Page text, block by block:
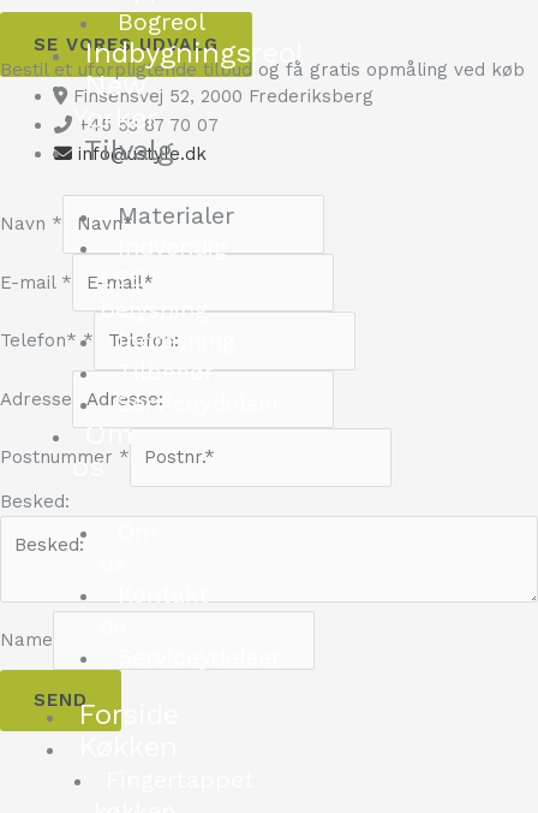
Bogreol
Indbygningsreol
New
Yorker
Tilvalg
Materialer
Indvendig
LED
belysning
Indretning
Tilbehør
Serviceydelser
Om
os
Forside
SE VORES UDVALG
Bestil et uforpligtende tilbud og få gratis opmåling ved køb
Finsensvej 52, 2000 Frederiksberg
+45 53 87 70 07
info@ustyle.dk
Navn *
E-mail *
Telefon**
Adresse
Postnummer *
Besked:
Name
SEND